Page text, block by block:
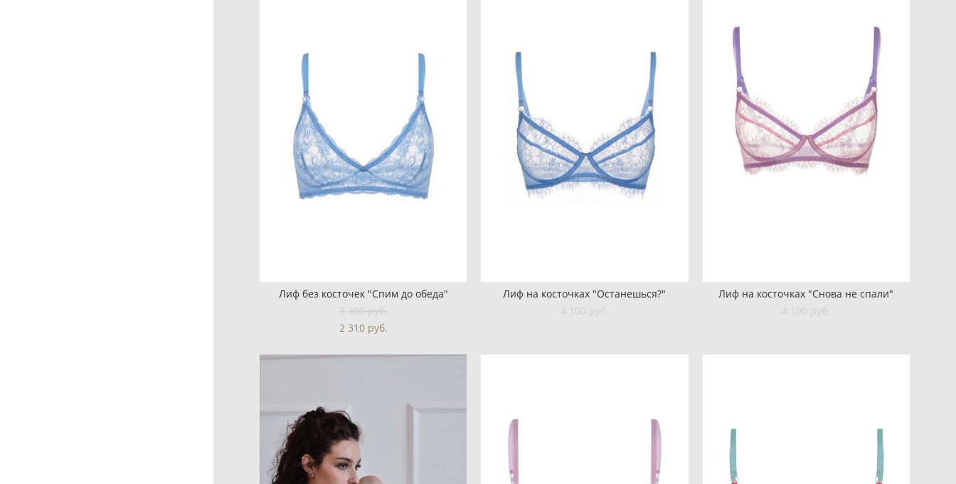
Лиф без косточек "Спим до обеда"
3 300 pуб.
2 310 pуб.
Лиф на косточках "Останешься?"
4 100 pуб.
Лиф на косточках "Снова не спали"
4 100 pуб.